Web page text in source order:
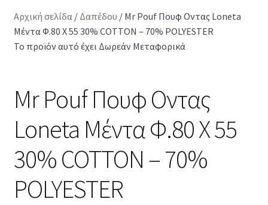
Αρχική σελίδα / Δαπέδου / Mr Pouf Πουφ Οντας Loneta
Μέντα Φ.80 Χ 55 30% COTTON – 70% POLYESTER
Το προϊόν αυτό έχει Δωρεάν Μεταφορικά
Mr Pouf Πουφ Οντας
Loneta Μέντα Φ.80 Χ 55
30% COTTON – 70%
POLYESTER